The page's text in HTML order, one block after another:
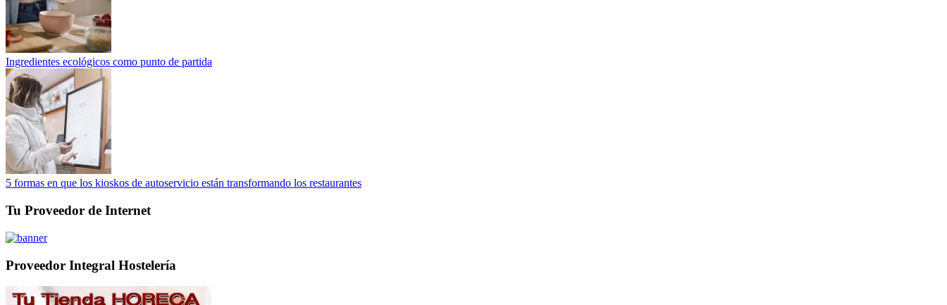
Ingredientes ecológicos como punto de partida
5 formas en que los kioskos de autoservicio están transformando los restaurantes
Tu Proveedor de Internet
Proveedor Integral Hostelería